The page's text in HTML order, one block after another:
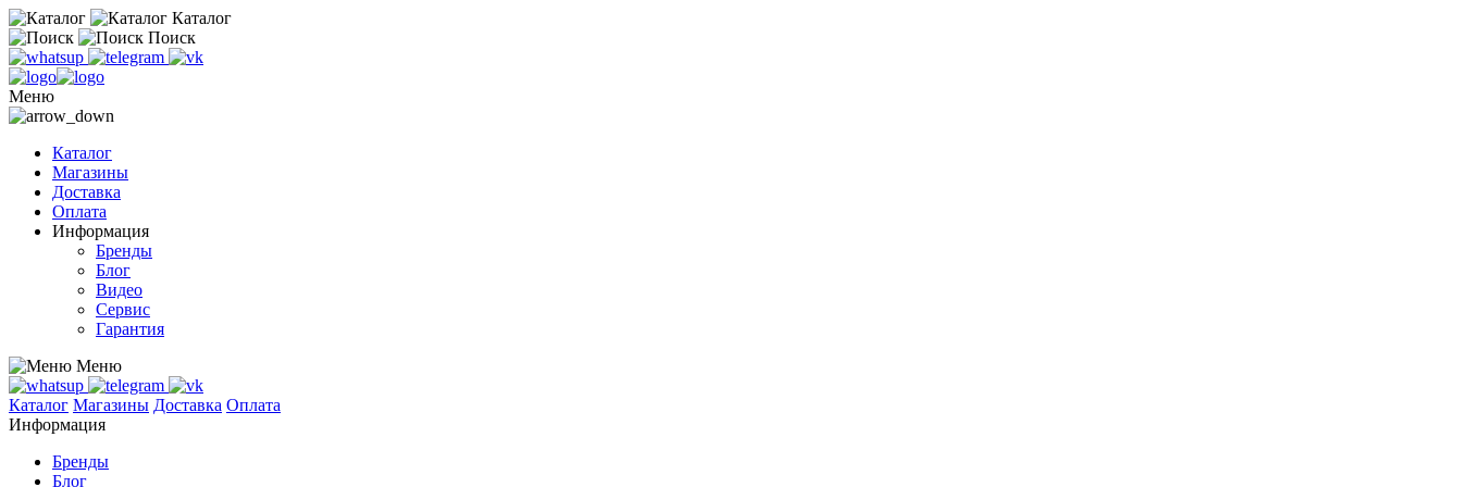
Каталог
Поиск
Меню
Каталог
Магазины
Доставка
Оплата
Информация
Бренды
Блог
Видео
Сервис
Гарантия
Меню
Каталог Магазины Доставка Оплата
Информация
Бренды
Блог